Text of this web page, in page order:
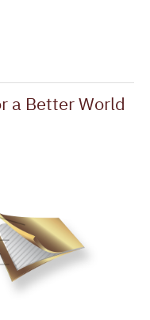
a Better World